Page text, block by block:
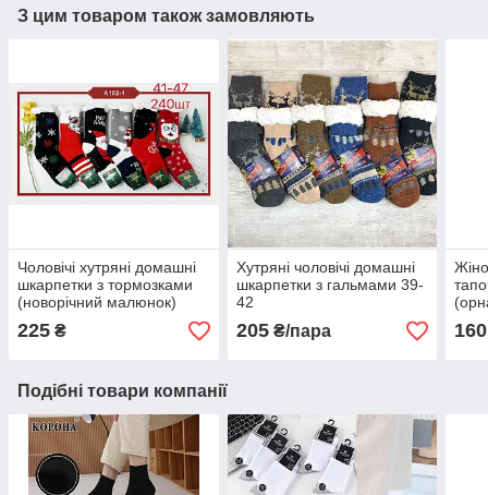
З цим товаром також замовляють
Чоловічі хутряні домашні
шкарпетки з тормозками
(новорічний малюнок)
Корона
225 ₴
Хутряні чоловічі домашні
шкарпетки з гальмами 39-
42
205₴/пара 160
Подібні товари компанії